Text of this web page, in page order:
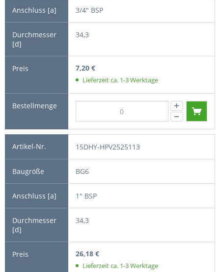
3/4" BSP
34,3
7,20 €
Lieferzeit ca. 1-3 Werktage
15DHY-HPV2525113
BG6
1" BSP
34,3
26,18 €
Lieferzeit ca. 1-3 Werktage